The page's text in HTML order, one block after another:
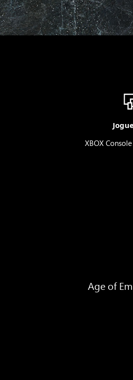
XBOX Console
Age of